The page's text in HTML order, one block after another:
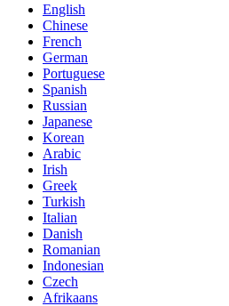
English
Chinese
French
German
Portuguese
Spanish
Russian
Japanese
Korean
Arabic
Irish
Greek
Turkish
Italian
Danish
Romanian
Indonesian
Czech
Afrikaans